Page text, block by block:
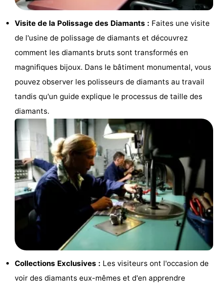
Monuments
Églises
Points
vue
Attractions
Croisières
Experiences
Villages
villes
Visites
guidées
Sports
vélo
Vie
Visite de la Polissage des Diamants : Faites une visite
de l'usine de polissage de diamants et découvrez
comment les diamants bruts sont transformés en
magnifiques bijoux. Dans le bâtiment monumental, vous
pouvez observer les polisseurs de diamants au travail
tandis qu'un guide explique le processus de taille des
diamants.
Collections Exclusives : Les visiteurs ont l'occasion de
voir des diamants eux-mêmes et d'en apprendre